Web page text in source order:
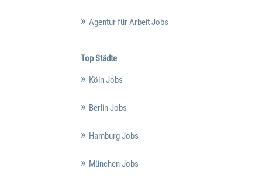
Agentur für Arbeit Jobs
Top Städte
Köln Jobs
Berlin Jobs
Hamburg Jobs
München Jobs